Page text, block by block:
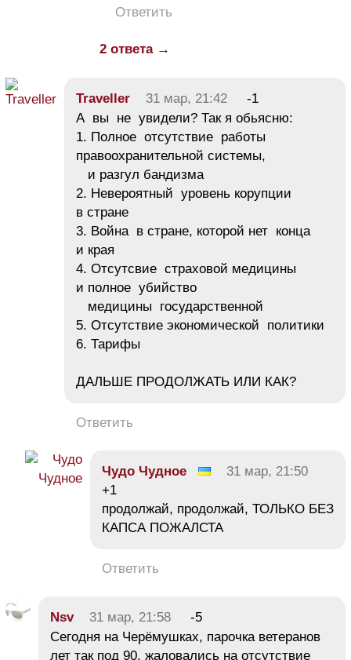
Ответить
2 ответа →
Traveller 31 мар, 21:42
-1
А вы не увидели? Так я обьясню:
1. Полное отсутствие работы
правоохранительной системы,
и разгул бандизма
2. Невероятный уровень корупции
в стране
3. Война в стране, которой нет конца
и края
4. Отсутсвие страховой медицины
и полное убийство
медицины государственной
5. Отсутствие экономической политики
6. Тарифы
ДАЛЬШЕ ПРОДОЛЖАТЬ ИЛИ КАК?
Ответить
Чудо Чудное
31 мар, 21:50
+1
продолжай, продолжай, ТОЛЬКО БЕЗ
КАПСА ПОЖАЛСТА
Ответить
Nsv 31 мар, 21:58
-5
Сегодня на Черёмушках, парочка ветеранов
лет так под 90, жаловались на отсутствие